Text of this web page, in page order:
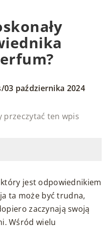
/03 października 2024
przeczytać ten wpis
jest odpowiednikiem
ta może być trudna,
zaczynają swoją
Wśród wielu